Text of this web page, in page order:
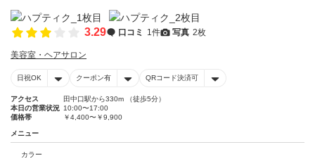
3.29 口コミ 1件 写真 2枚
美容室・ヘアサロン
日祝OK クーポン有 QRコード決済可
アクセス
田中口駅から330m （徒歩5分）
本日の営業状況 10:00〜17:00
価格帯
￥4,400〜￥9,900
メニュー
カラー